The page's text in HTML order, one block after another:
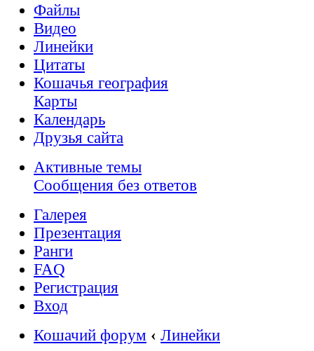
Файлы
Видео
Линейки
Цитаты
Кошачья география
Карты
Календарь
Друзья сайта
Активные темы
Сообщения без ответов
Галерея
Презентация
Ранги
FAQ
Регистрация
Вход
Кошачий форум ‹ Линейки